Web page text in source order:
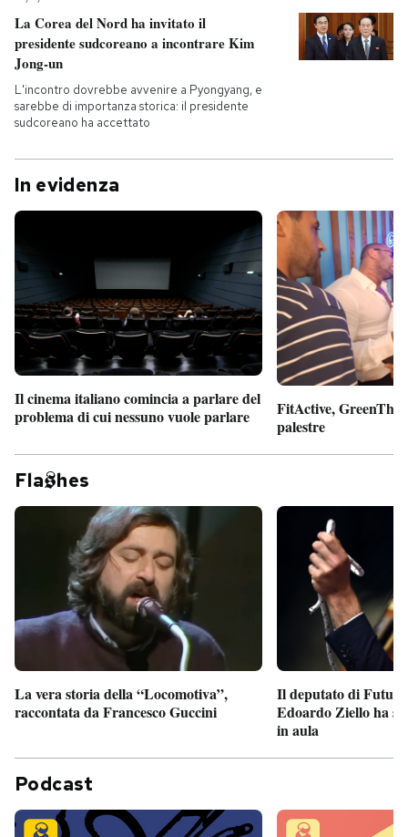
La Corea del Nord ha invitato il
presidente sudcoreano a incontrare Kim
Jong-un
L'incontro dovrebbe avvenire a Pyongyang, e
sarebbe di importanza storica: il presidente
sudcoreano ha accettato
In evidenza
Il cinema italiano comincia a parlare del
problema di cui nessuno vuole parlare
FitActive,
palestre
Fla hes
La vera storia della “Locomotiva”,
raccontata da Francesco Guccini
Il deputato di
Edoardo Ziello ha
in aula
Podcast